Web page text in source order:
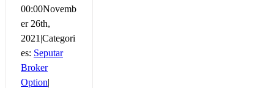
00:00Novemb
er 26th,
2021 |Categori
es: Seputar
Broker
Option|